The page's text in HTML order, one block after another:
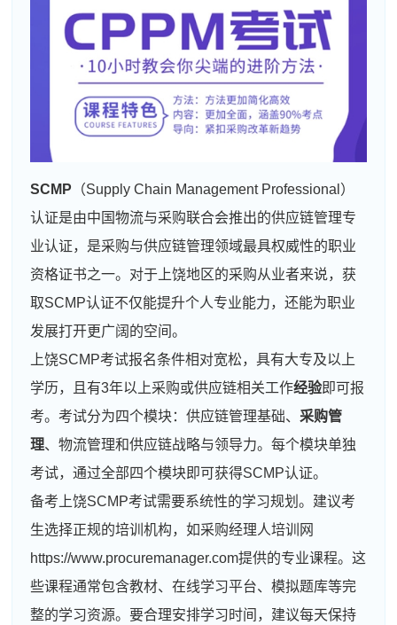
SCMP （Supply Chain Management Professional）
认证是由中国物流与采购联合会推出的供应链管理专
业认证，是采购与供应链管理领域最具权威性的职业
资格证书之一。对于上饶地区的采购从业者来说，获
取SCMP认证不仅能提升个人专业能力，还能为职业
发展打开更广阔的空间。
上饶SCMP考试报名条件相对宽松，具有大专及以上
学历，且有3年以上采购或供应链相关工作经验即可报
考。考试分为四个模块：供应链管理基础、 采购管
理、物流管理和供应链战略与领导力。每个模块单独
考试，通过全部四个模块即可获得SCMP认证。
备考上饶SCMP考试需要系统性的学习规划。建议考
生选择正规的培训机构，如采购经理人培训网
https://www.procuremanager.com提供的专业课程。这
些课程通常包含教材、在线学习平台、模拟题库等完
整的学习资源。要合理安排学习时间，建议每天保持